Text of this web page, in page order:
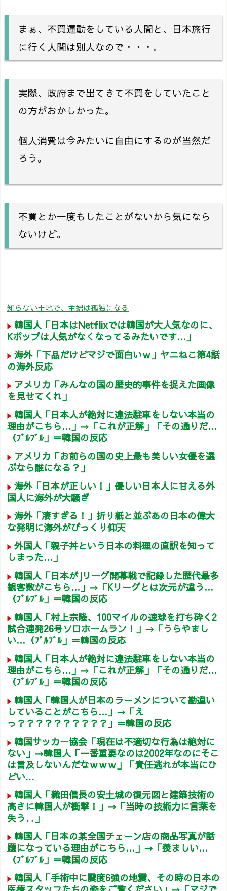
まぁ、不買運動をしている人間と、日本旅行
に行く人間は別人なので・・・。
実際、政府まで出てきて不買をしていたこと
の方がおかしかった。
個人消費は今みたいに自由にするのが当然だ
ろう。
不買とか一度もしたことがないから気になら
ないけど。
知らない土地で、主婦は孤独になる
韓国人「日本はNetflixでは韓国が大人気なのに、
Kポップは人気がなくなってるみたいです…」
海外「下品だけどマジで面白いｗ」ヤニねこ第4話
の海外反応
アメリカ「みんなの国の歴史的事件を捉えた画像
を見せてくれ」
韓国人「日本人が絶対に違法駐車をしない本当の
理由がこちら…」→「これが正解」「その通りだ…
（ﾌﾞﾙﾌﾞﾙ」＝韓国の反応
アメリカ「お前らの国の史上最も美しい女優を選
ぶなら誰になる？」
海外「日本が正しい！」優しい日本人に甘える外
国人に海外が大騒ぎ
海外「凄すぎる！」折り紙と並ぶあの日本の偉大
な発明に海外がびっくり仰天
外国人「親子丼という日本の料理の直訳を知って
しまった…」
韓国人「日本がJリーグ開幕戦で記録した歴代最多
観客数がこちら…」→「Kリーグとは次元が違う…
（ﾌﾞﾙﾌﾞﾙ」＝韓国の反応
韓国人「村上宗隆、100マイルの速球を打ち砕く2
試合連発26号ソロホームラン！」→「うらやまし
い…（ﾌﾞﾙﾌﾞﾙ」＝韓国の反応
韓国人「日本人が絶対に違法駐車をしない本当の
理由がこちら…」→「これが正解」「その通りだ…
（ﾌﾞﾙﾌﾞﾙ」＝韓国の反応
韓国人「韓国人が日本のラーメンについて勘違い
していることがこちら…」→「え
っ？？？？？？？？？？」＝韓国の反応
韓国サッカー協会「現在は不適切な行為は絶対に
ない」→韓国人「一番重要なのは2002年なのにそこ
は言及しないんだなｗｗｗ」「責任逃れが本当にひ
どい...
韓国人「織田信長の安土城の復元図と建築技術の
高さに韓国人が衝撃！」→「当時の技術力に言葉を
失う‥」
韓国人「日本の某全国チェーン店の商品写真が話
題になっている理由がこちら…」→「羨ましい…
（ﾌﾞﾙﾌﾞﾙ」＝韓国の反応
韓国人「手術中に震度6強の地震、その時の日本の